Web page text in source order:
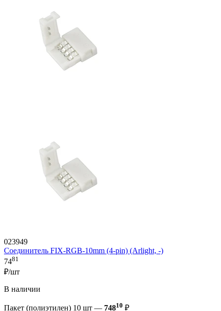
023949
Соединитель FIX-RGB-10mm (4-pin) (Arlight, -)
7481
₽/шт
В наличии
Пакет (полиэтилен) 10 шт — 74810 ₽